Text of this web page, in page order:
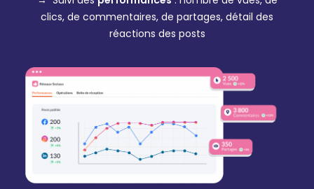
clics, de commentaires, de partages, détail des
réactions des posts